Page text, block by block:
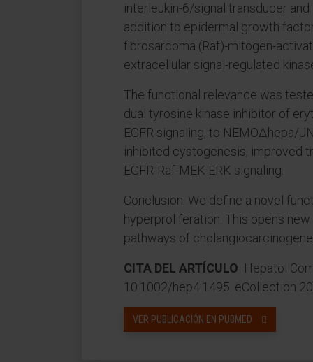
interleukin-6/signal transducer
addition to epidermal growth
fibrosarcoma (Raf)-mitogen-
extracellular signal-regulated
The functional relevance was
dual tyrosine kinase inhibitor of
EGFR signaling, to NEMOΔhepa/
inhibited cystogenesis, improved
EGFR-Raf-MEK-ERK signaling.
Conclusion: We define a novel
hyperproliferation. This opens
pathways of
CITA DEL ARTÍCULO Hepatol
10.1002/hep4.1495. eCollection
VER PUBLICACIÓN EN PUBMED